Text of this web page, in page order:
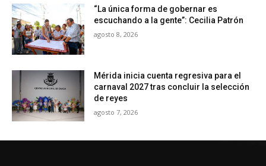
“La única forma de gobernar es
escuchando a la gente”: Cecilia Patrón
agosto 8, 2026
Mérida inicia cuenta regresiva para el
carnaval 2027 tras concluir la selección
de reyes
agosto 7, 2026